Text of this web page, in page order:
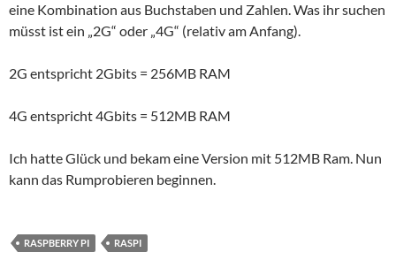
eine Kombination aus Buchstaben und Zahlen. Was ihr suchen
müsst ist ein „2G“ oder „4G“ (relativ am Anfang).
2G entspricht 2Gbits = 256MB RAM
4G entspricht 4Gbits = 512MB RAM
Ich hatte Glück und bekam eine Version mit 512MB Ram. Nun
kann das Rumprobieren beginnen.
RASPBERRY PI RASPI